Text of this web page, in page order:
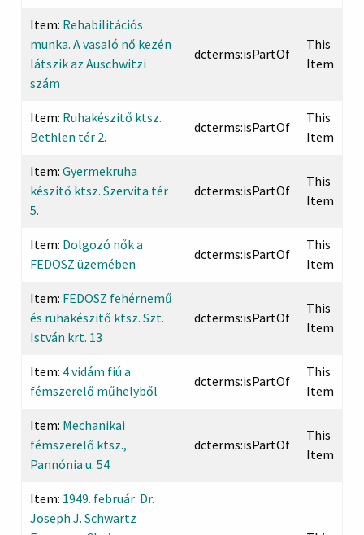
Item: Rehabilitációs
munka. A vasaló nő kezén
látszik az Auschwitzi
szám
dcterms:isPartOf
This
Item
Item: Ruhakészitő ktsz.
Bethlen tér 2.
dcterms:isPartOf
This
Item
Item: Gyermekruha
készitő ktsz. Szervita tér
5.
dcterms:isPartOf
This
Item
Item: Dolgozó nők a
FEDOSZ üzemében
dcterms:isPartOf
This
Item
Item: FEDOSZ fehérnemű
és ruhakészitő ktsz. Szt.
István krt. 13
dcterms:isPartOf
This
Item
Item: 4 vidám fiú a
fémszerelő műhelyből
dcterms:isPartOf
This
Item
Item: Mechanikai
fémszerelő ktsz.,
Pannónia u. 54
dcterms:isPartOf
This
Item
Item: 1949. február: Dr.
Joseph J. Schwartz